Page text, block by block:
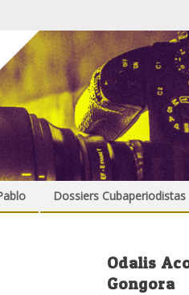
Dossiers Cubaperiodistas
Odalis
Gongora